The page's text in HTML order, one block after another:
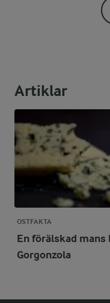
Artiklar
OSTFAKTA
En förälskad mans
Gorgonzola